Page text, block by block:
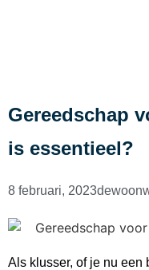
Gereedschap
is essentieel?
8 februari, 2023
Als klusser, of je nu een